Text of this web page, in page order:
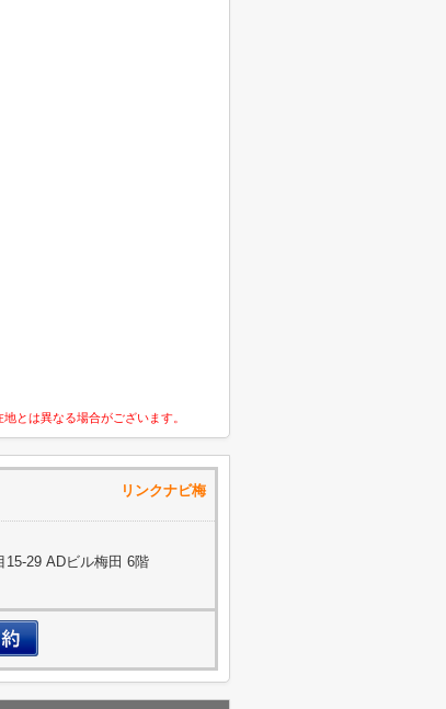
とは異なる場合がございます。
社 リンクナビ梅
15-29 ADビル梅田 6階